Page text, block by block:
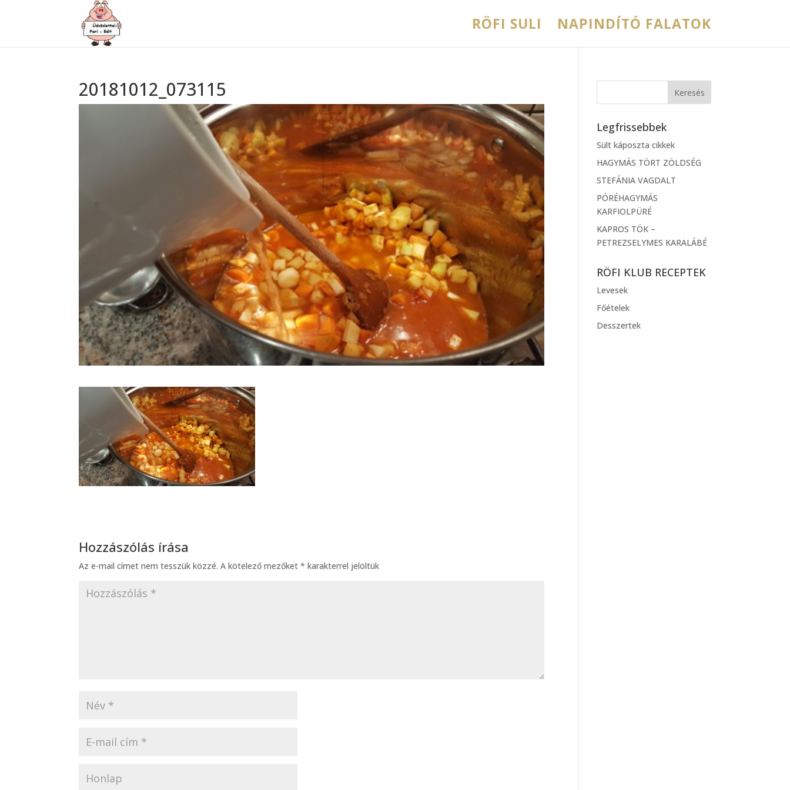
RÖFI SULI NAPINDÍTÓ FALATOK
20181012_073115
Hozzászólás írása
Az e-mail címet nem tesszük közzé. A kötelező mezőket* karakterrel jelöltük
Legfrissebbek
Sült káposzta cikkek
HAGYMÁS TÖRT ZÖLDSÉG
STEFÁNIA VAGDALT
PÓRÉHAGYMÁS
KARFIOLPÜRÉ
KAPROS TÖK –
PETREZSELYMES KARALÁBÉ
RÖFI KLUB RECEPTEK
Levesek
Főételek
Desszertek